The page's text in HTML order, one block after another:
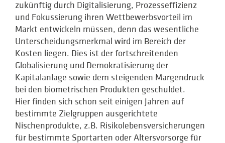
zukünftig durch Digitalisierung, Prozesseffizienz
und Fokussierung ihren Wettbewerbsvorteil im
Markt entwickeln müssen, denn das wesentliche
Unterscheidungsmerkmal wird im Bereich der
Kosten liegen. Dies ist der fortschreitenden
Globalisierung und Demokratisierung der
Kapitalanlage sowie dem steigenden Margendruck
bei den biometrischen Produkten geschuldet.
Hier finden sich schon seit einigen Jahren auf
bestimmte Zielgruppen ausgerichtete
Nischenprodukte, z.B. Risikolebensversicherungen
für bestimmte Sportarten oder Altersvorsorge für